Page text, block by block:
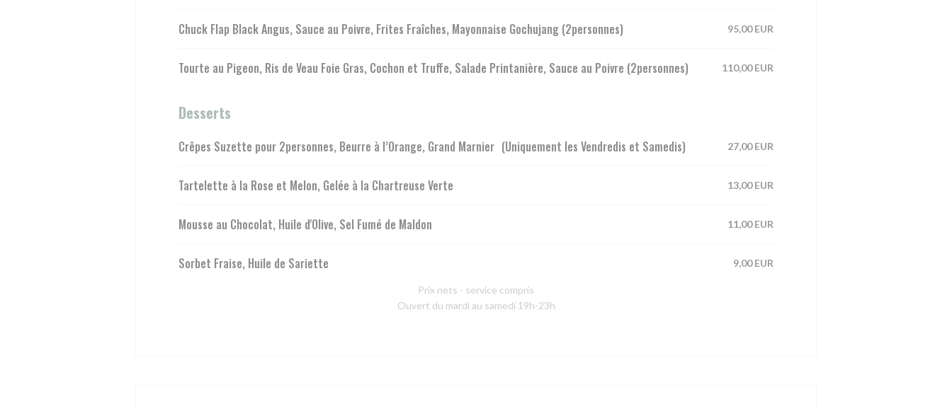
Chuck Flap Black Angus, Sauce au Poivre, Frites Fraîches, Mayonnaise Gochujang (2personnes) 95,00 EUR
Tourte au Pigeon, Ris de Veau Foie Gras, Cochon et Truffe, Salade Printanière, Sauce au Poivre (2personnes) 110,00 EUR
Desserts
Crêpes Suzette pour 2personnes, Beurre à l’Orange, Grand Marnier (Uniquement les Vendredis et Samedis) 27,00 EUR
Tartelette à la Rose et Melon, Gelée à la Chartreuse Verte 13,00 EUR
Mousse au Chocolat, Huile d'Olive, Sel Fumé de Maldon 11,00 EUR
Sorbet Fraise, Huile de Sariette 9,00 EUR
Prix nets - service compris
Ouvert du mardi au samedi 19h-23h